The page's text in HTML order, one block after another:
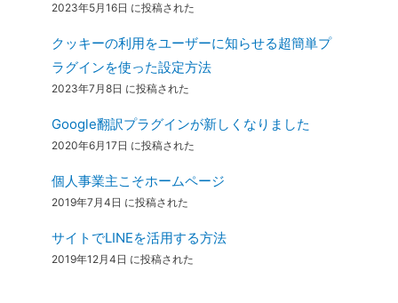
2023年5月16日 に投稿された
クッキーの利用をユーザーに知らせる超簡単プ
ラグインを使った設定方法
2023年7月8日 に投稿された
Google翻訳プラグインが新しくなりました
2020年6月17日 に投稿された
個人事業主こそホームページ
2019年7月4日 に投稿された
サイトでLINEを活用する方法
2019年12月4日 に投稿された